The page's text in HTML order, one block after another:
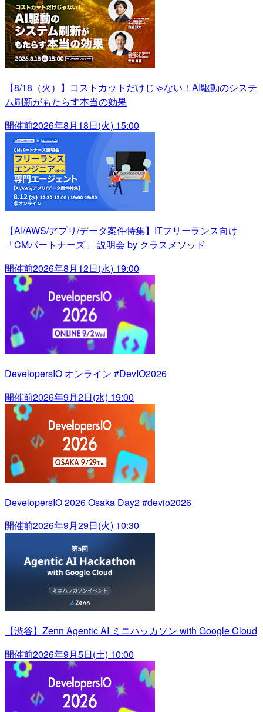
【8/18（火）】コストカットだけじゃない！AI駆動のシステ
ム刷新がもたらす本当の効果
開催前2026年8月18日(火) 15:00
【AI/AWS/アプリ/データ案件特集】ITフリーランス向け
「CMパートナーズ」 説明会 by クラスメソッド
開催前2026年8月12日(水) 19:00
DevelopersIO オンライン #DevIO2026
開催前2026年9月2日(水) 19:00
DevelopersIO 2026 Osaka Day2 #devio2026
開催前2026年9月29日(火) 10:30
【渋谷】Zenn Agentic AI ミニハッカソン with Google Cloud
開催前2026年9月5日(土) 10:00